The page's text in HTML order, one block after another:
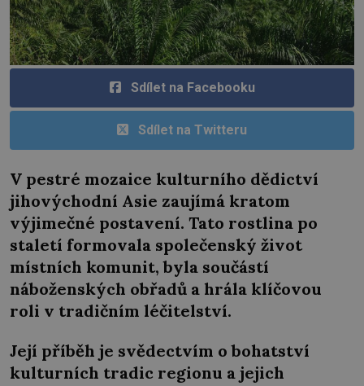
Sdílet na Facebooku
Sdílet na Twitteru
V pestré mozaice kulturního dědictví
jihovýchodní Asie zaujímá kratom
výjimečné postavení. Tato rostlina po
staletí formovala společenský život
místních komunit, byla součástí
náboženských obřadů a hrála klíčovou
roli v tradičním léčitelství.
Její příběh je svědectvím o bohatství
kulturních tradic regionu a jejich